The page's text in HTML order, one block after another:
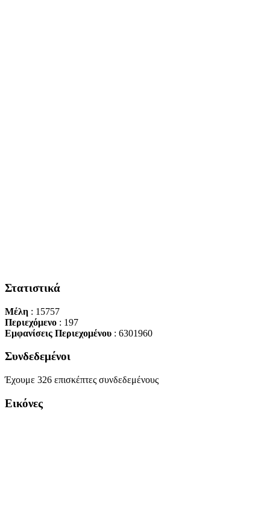
Στατιστικά
Μέλη : 15757
Περιεχόμενο : 197
Εμφανίσεις Περιεχομένου : 6301960
Συνδεδεμένοι
Έχουμε 326 επισκέπτες συνδεδεμένους
Εικόνες